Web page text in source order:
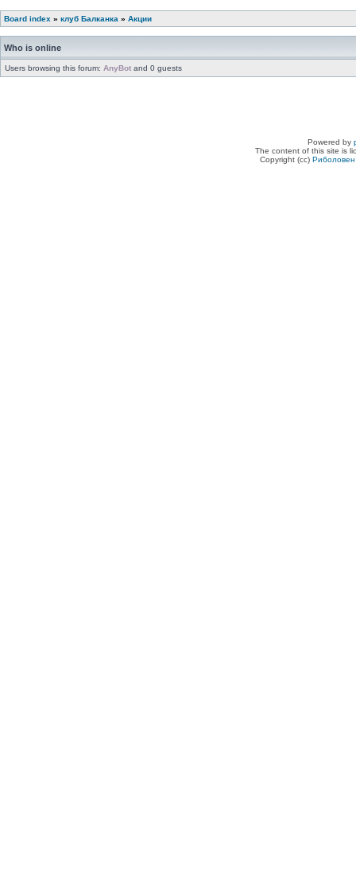
Board index » клуб Балканка » Акции
Who is online
Users browsing this forum: AnyBot and 0 guests
Powered by
The content of this site is
Copyright (cc)